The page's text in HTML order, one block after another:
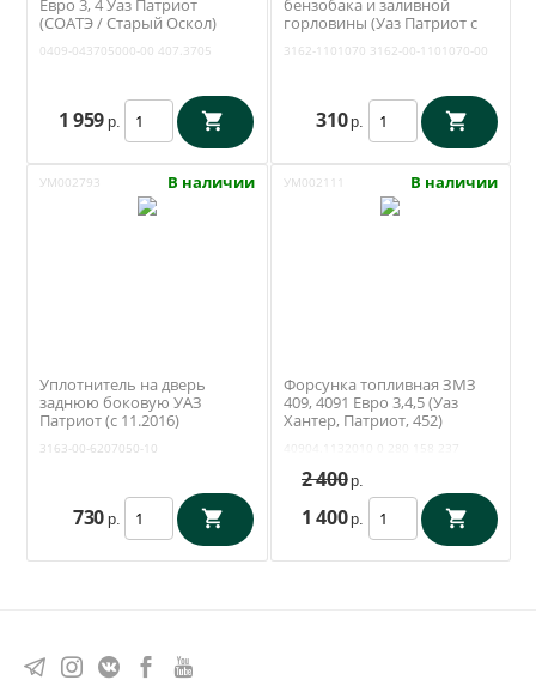
Евро 3, 4 Уаз Патриот
(СОАТЭ / Старый Оскол)
0409-043705000-00 407.3705
1 959 р.
бензобака и заливной
горловины (Уаз Патриот с
3162-1101070
3162-1101070 3162-00-1101070-00
310 р.
УМ002793 В наличии
Уплотнитель на дверь
заднюю боковую УАЗ
Патриот (с 11.2016)
Екатеринбург) 3163-00-
3163-00-6207050-10
730 р.
УМ002111 В наличии
Форсунка топливная ЗМЗ
409, 4091 Евро 3,4,5 (Уаз
Хантер, Патриот, 452)
0 280 158 237
2 400 р.
1 400 р.